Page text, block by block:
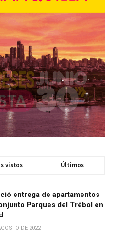
vistos Últimos
entrega de apartamentos
Parques del Trébol en
DE 2022